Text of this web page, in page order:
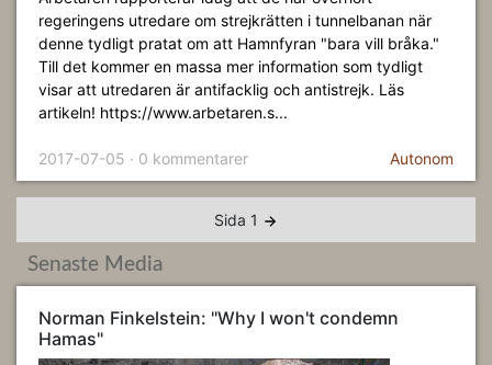
regeringens utredare om strejkrätten i tunnelbanan när
denne tydligt pratat om att Hamnfyran "bara vill bråka."
Till det kommer en massa mer information som tydligt
visar att utredaren är antifacklig och antistrejk. Läs
artikeln! https://www.arbetaren.s...
2017-07-05 · 0 kommentarer Autonom
Sida 1
Senaste Media
Norman Finkelstein: "Why I won't condemn
Hamas"